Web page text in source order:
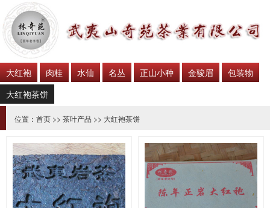
大红袍 肉桂 水仙 名丛 正山小种 金骏眉
包装物
大红袍茶饼
位置： 首页 >> 茶叶产品 >> 大红袍茶饼